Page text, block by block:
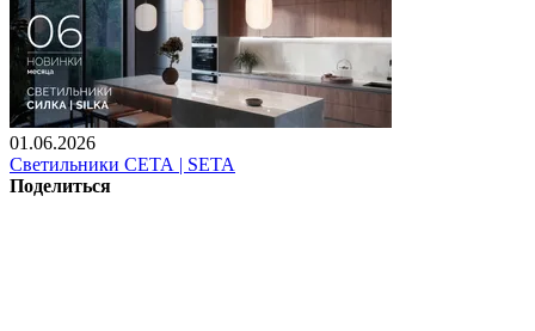
01.06.2026
Светильники СЕТА | SETA
Поделиться